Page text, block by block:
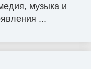
музыка и
...